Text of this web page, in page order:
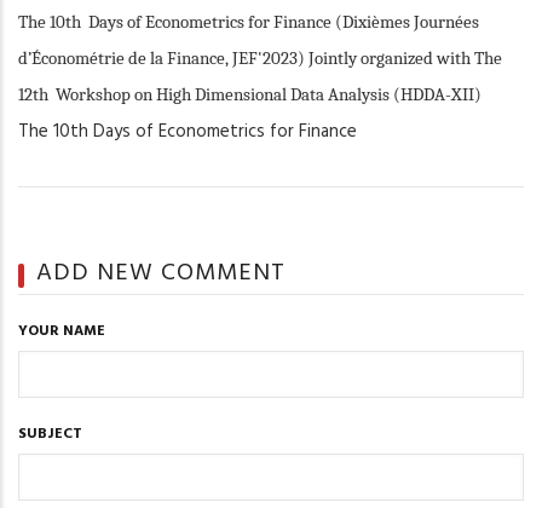
The 10th Days of Econometrics for Finance (Dixièmes Journées
d’Économétrie de la Finance, JEF'2023) Jointly organized with The
12th Workshop on High Dimensional Data Analysis (HDDA-XII)
The 10th Days of Econometrics for Finance
ADD NEW COMMENT
YOUR NAME
SUBJECT